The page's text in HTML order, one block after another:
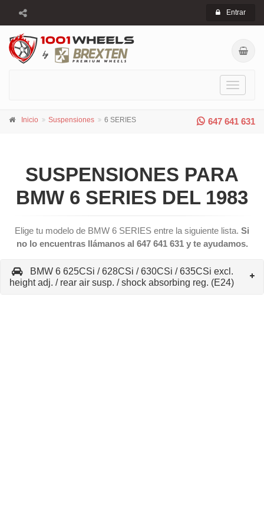
Entrar
Toggle
647 641 631
Inicio Suspensiones 6 SERIES
SUSPENSIONES PARA
BMW 6 SERIES DEL 1983
Elige tu modelo de BMW 6 SERIES entre la siguiente lista. Si
no lo encuentras llámanos al 647 641 631 y te ayudamos.
BMW 6 625CSi / 628CSi / 630CSi / 635CSi excl.
height adj. / rear air susp. / shock absorbing reg. (E24)